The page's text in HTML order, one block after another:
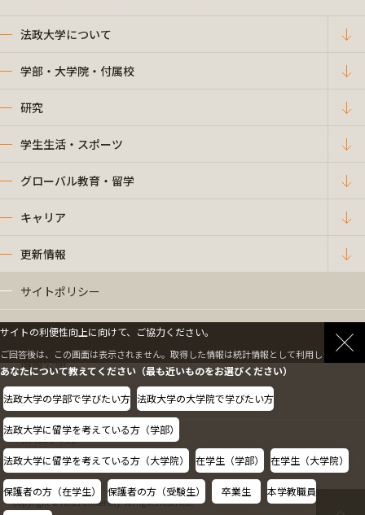
法政大学について
学部・大学院・付属校
研究
学生生活・スポーツ
グローバル教育・留学
キャリア
更新情報
サイトポリシー
プライバシーポリシー
情報公開
採用情報
教職員の方へ
Copyright © Hosei University. All rights reserved.
サイトの利便性向上に向けて、ご協力ください。
ご回答後は、この画面は表示されません。取得した情報は統計情報として利用します。
あなたについて教えてください（最も近いものをお選びください）
法政大学の学部で学びたい方 法政大学の大学院で学びたい方
法政大学に留学を考えている方（学部）
法政大学に留学を考えている方（大学院） 在学生（学部） 在学生（大学院）
保護者の方（在学生） 保護者の方（受験生） 卒業生 本学教職員